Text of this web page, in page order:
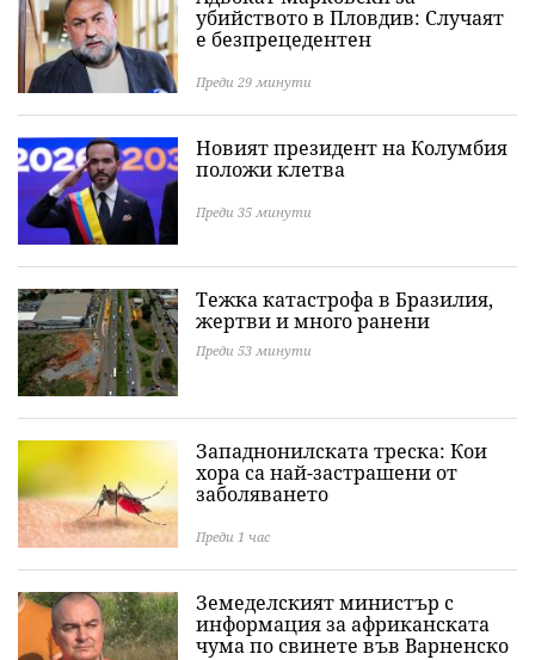
убийството в Пловдив: Случаят
е безпрецедентен
Преди 29 минути
Новият президент на Колумбия
положи клетва
Преди 35 минути
Тежка катастрофа в Бразилия,
жертви и много ранени
Преди 53 минути
Западнонилската треска: Кои
хора са най-застрашени от
заболяването
Преди 1 час
Земеделският министър с
информация за африканската
чума по свинете във Варненско